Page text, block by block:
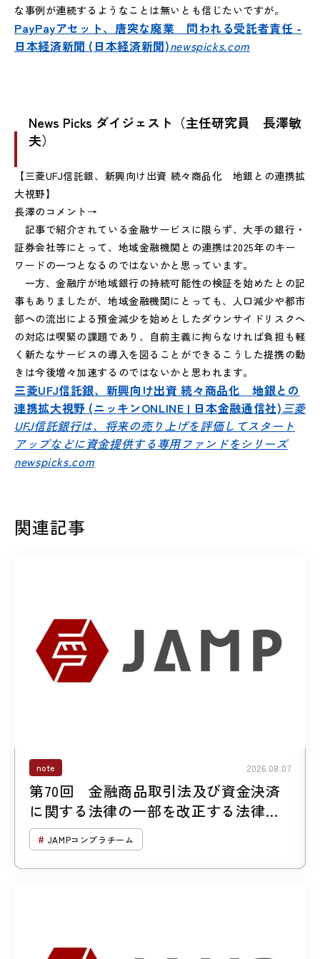
な事例が連続するようなことは無いとも信じたいですが。
PayPayアセット、唐突な廃業 問われる受託者責任 -
日本経済新聞 (日本経済新聞)newspicks.com
News Picks ダイジェスト（主任研究員 長澤敏
夫）
【三菱UFJ信託銀、新興向け出資 続々商品化 地銀との連携拡
大視野】
長澤のコメント→
記事で紹介されている金融サービスに限らず、大手の銀行・
証券会社等にとって、地域金融機関との連携は2025年のキー
ワードの一つとなるのではないかと思っています。
一方、金融庁が地域銀行の持続可能性の検証を始めたとの記
事もありましたが、地域金融機関にとっても、人口減少や都市
部への流出による預金減少を始めとしたダウンサイドリスクへ
の対応は喫緊の課題であり、自前主義に拘らなければ負担も軽
く新たなサービスの導入を図ることができるこうした提携の動
きは今後増々加速するのではないかと思われます。
三菱UFJ信託銀、新興向け出資 続々商品化 地銀との
連携拡大視野 (ニッキンONLINE | 日本金融通信社)三菱
UFJ信託銀行は、将来の売り上げを評価してスタート
アップなどに資金提供する専用ファンドをシリーズ
newspicks.com
関連記事
note 2026.08.07
第70回 金融商品取引法及び資金決済
に関する法律の一部を改正する法律案
について （第２回「暗号資産に係る規
制の見直し」）
JAMPコンプラチーム